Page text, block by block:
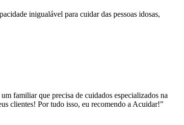
inigualável para cuidar das pessoas idosas,
familiar que precisa de cuidados especializados na
clientes! Por tudo isso, eu recomendo a Acuidar!”